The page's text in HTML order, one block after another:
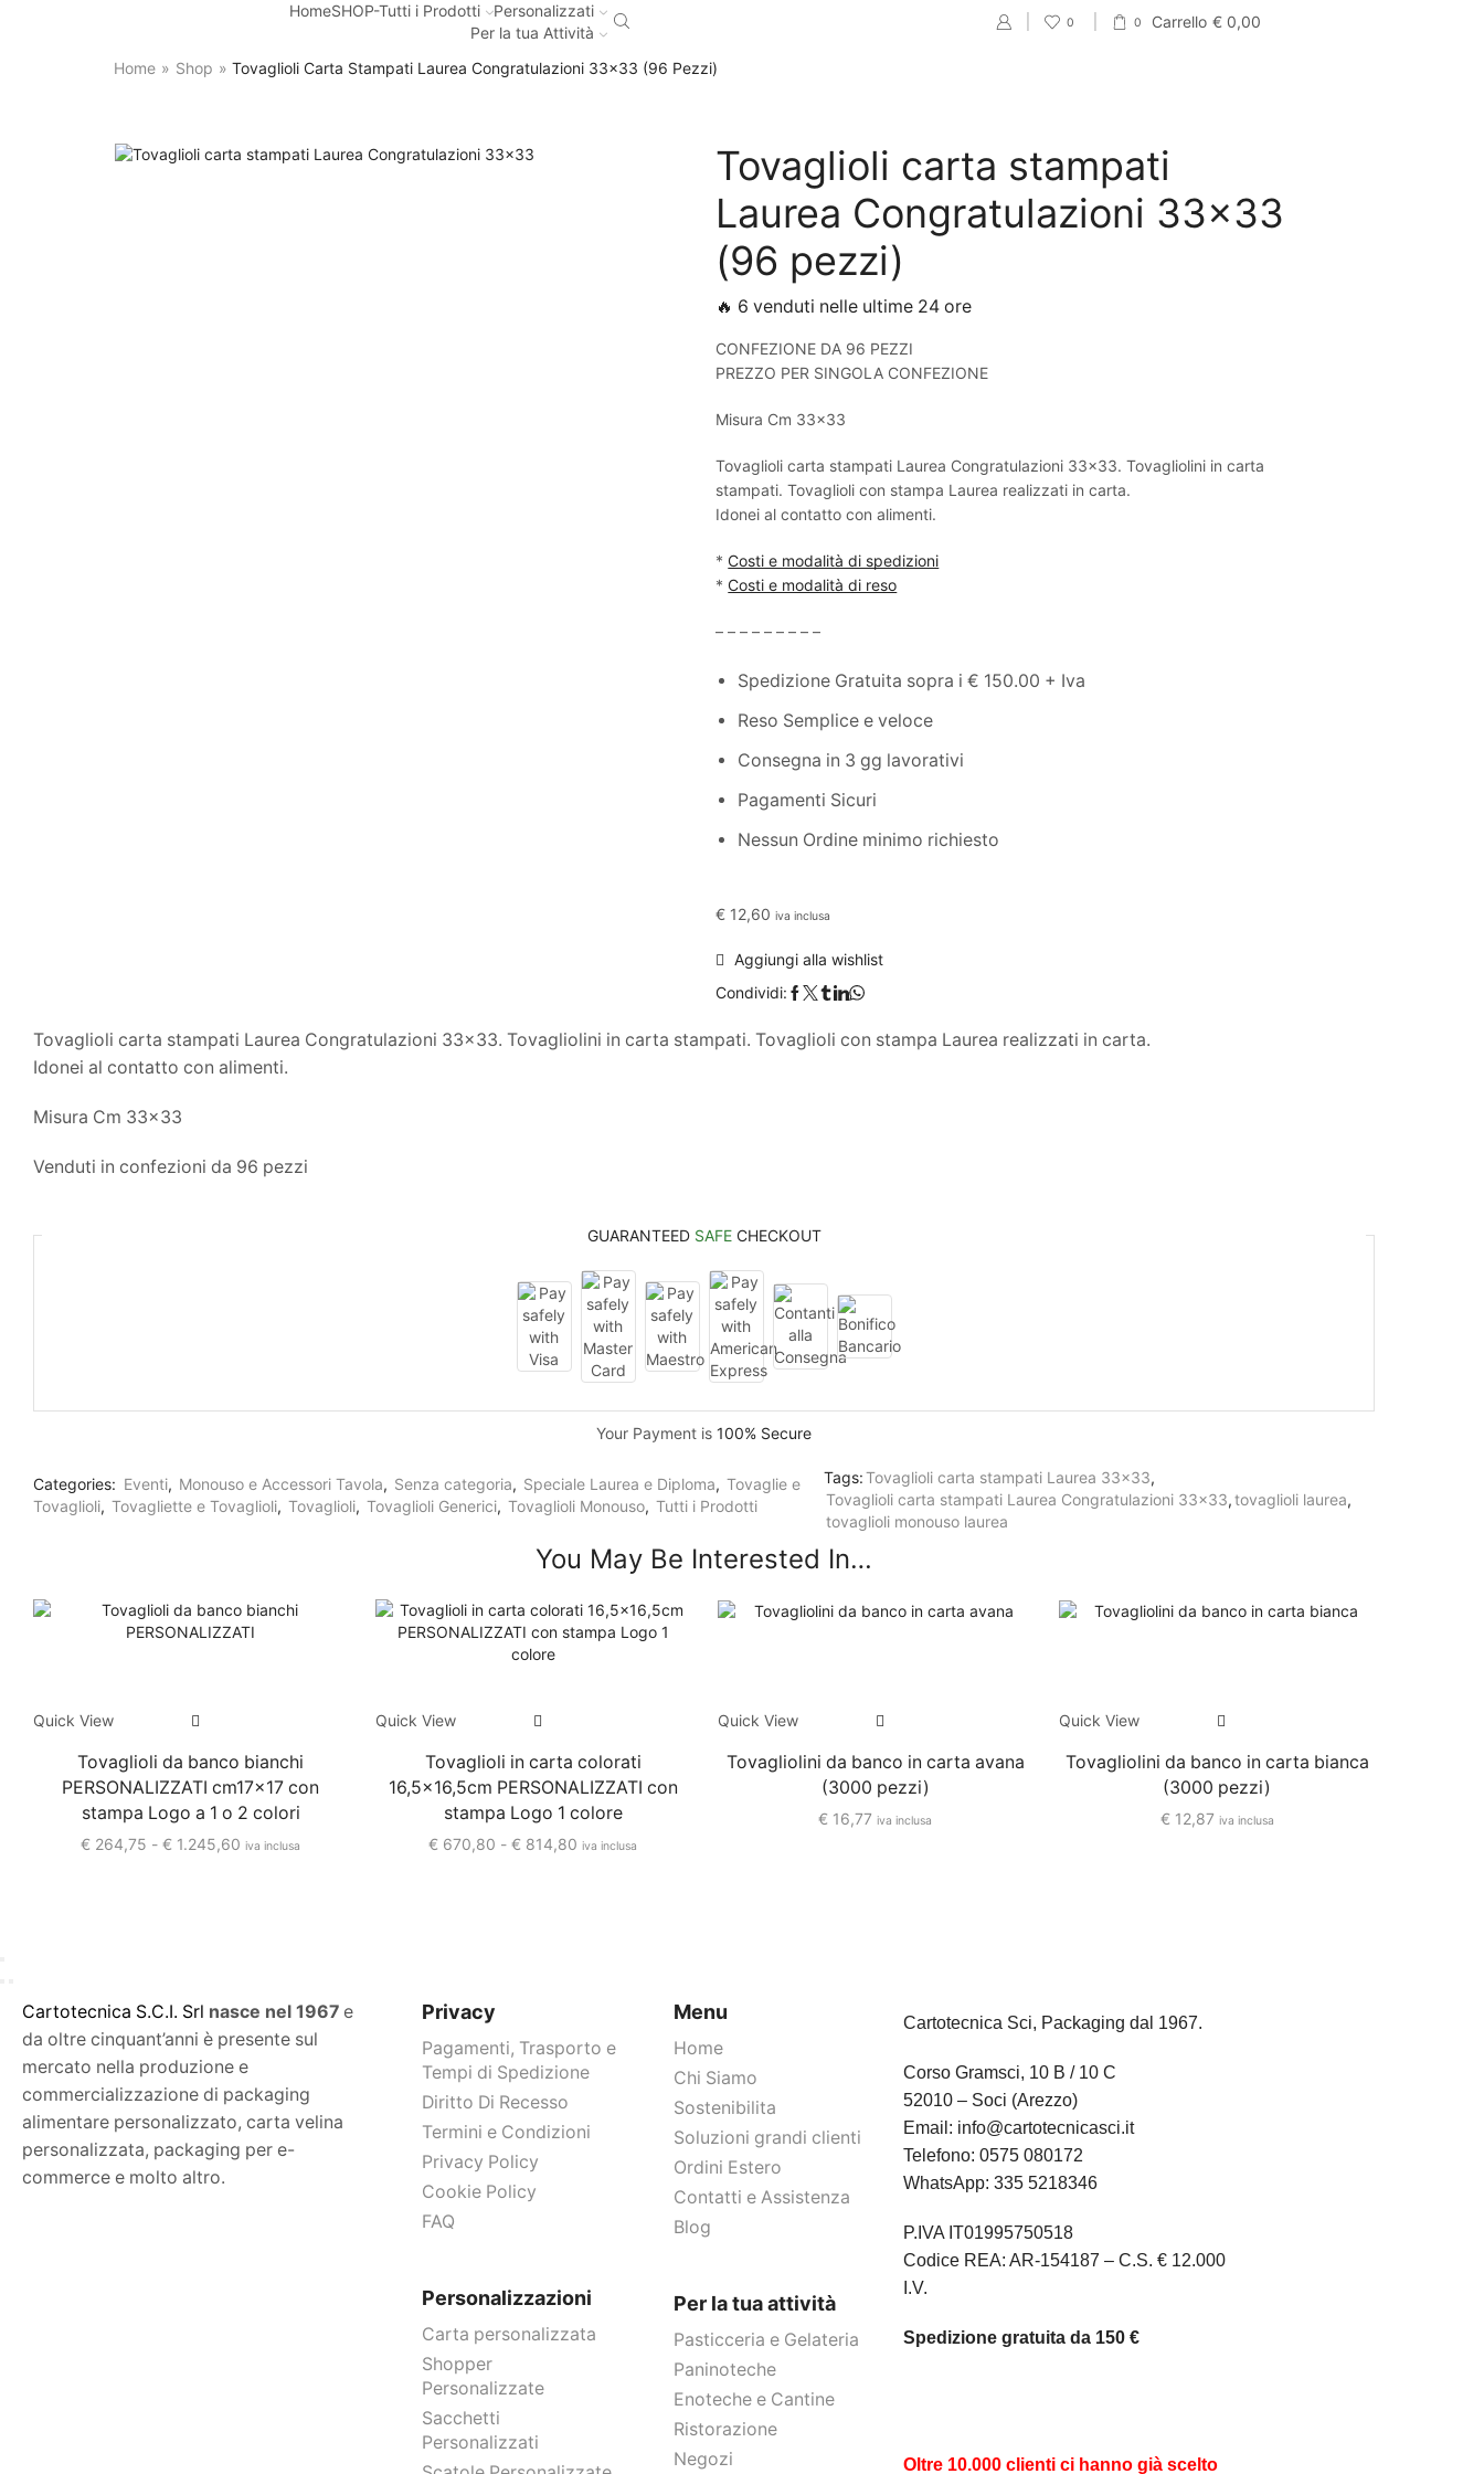
HomeSHOP-Tutti i Prodotti
Personalizzati
Per la tua Attività
0 0 Carrello €0,00
Home » Shop » Tovaglioli Carta Stampati Laurea Congratulazioni 33×33 (96 Pezzi)
Tovaglioli carta stampati
Laurea Congratulazioni 33×33
(96 pezzi)
🔥 6 venduti nelle ultime 24 ore
CONFEZIONE DA 96 PEZZI
PREZZO PER SINGOLA CONFEZIONE
Misura Cm 33×33
Tovaglioli carta stampati Laurea Congratulazioni 33×33. Tovagliolini in carta
stampati. Tovaglioli con stampa Laurea realizzati in carta.
Idonei al contatto con alimenti.
*Costi e modalità di spedizioni
*Costi e modalità di reso
– – – – – – – – –
Spedizione Gratuita sopra i € 150.00 + Iva
Reso Semplice e veloce
Consegna in 3 gg lavorativi
Pagamenti Sicuri
Nessun Ordine minimo richiesto
€ 12,60 iva inclusa
Aggiungi alla wishlist
Condividi:
Tovaglioli carta stampati Laurea Congratulazioni 33×33. Tovagliolini in carta stampati. Tovaglioli con stampa Laurea realizzati in carta.
Idonei al contatto con alimenti.
Misura Cm 33×33
Venduti in confezioni da 96 pezzi
GUARANTEED SAFECHECKOUT
Your Payment is100% Secure
Categories: Eventi, Monouso e Accessori Tavola, Senza categoria, Speciale Laurea e Diploma, Tovaglie e
Tovaglioli, Tovagliette e Tovaglioli, Tovaglioli, Tovaglioli Generici, Tovaglioli Monouso, Tutti i Prodotti
Tags:Tovaglioli carta stampati Laurea 33x33,
Tovaglioli carta stampati Laurea Congratulazioni 33x33,tovaglioli laurea,
tovaglioli monouso laurea
You May Be Interested In…
Quick View
Tovaglioli da banco bianchi
PERSONALIZZATI cm17x17 con
stampa Logo a 1 o 2 colori
€ 264,75 - € 1.245,60 iva inclusa
Quick View
Tovaglioli in carta colorati
16,5×16,5cm PERSONALIZZATI con
stampa Logo 1 colore
€ 670,80 - € 814,80 iva inclusa
Quick View
Tovagliolini da banco in carta avana
(3000 pezzi)
€ 16,77 iva inclusa
Quick View
Tovagliolini da banco in carta bianca
(3000 pezzi)
€ 12,87 iva inclusa
Cartotecnica S.C.I. Srl nasce nel 1967 e
da oltre cinquant’anni è presente sul
mercato nella produzione e
commercializzazione di packaging
alimentare personalizzato, carta velina
personalizzata, packaging per e-
commerce e molto altro.
Privacy
Pagamenti, Trasporto e
Tempi di Spedizione
Diritto Di Recesso
Termini e Condizioni
Privacy Policy
Cookie Policy
FAQ
Personalizzazioni
Carta personalizzata
Shopper
Personalizzate
Sacchetti
Personalizzati
Menu
Home
Chi Siamo
Sostenibilita
Soluzioni grandi clienti
Ordini Estero
Contatti e Assistenza
Blog
Per la tua attività
Pasticceria e Gelateria
Paninoteche
Enoteche e Cantine
Ristorazione
Negozi
Cartotecnica Sci, Packaging dal 1967.
Corso Gramsci, 10 B / 10 C
52010 – Soci (Arezzo)
Email: info@cartotecnicasci.it
Telefono: 0575 080172
WhatsApp: 335 5218346
P.IVA IT01995750518
Codice REA: AR-154187 – C.S. € 12.000
I.V.
Spedizione gratuita da 150 €
Oltre 10.000 clienti ci hanno già scelto